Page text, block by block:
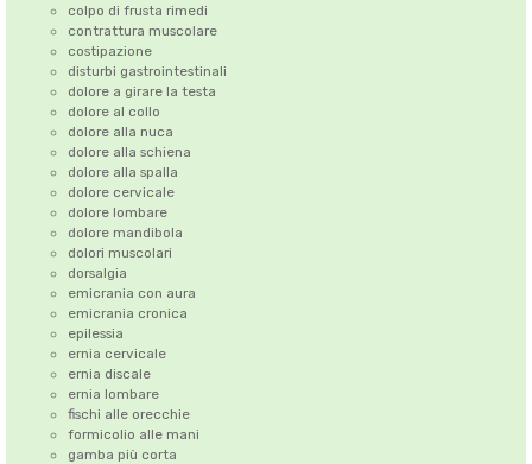
colpo di frusta rimedi
contrattura muscolare
costipazione
disturbi gastrointestinali
dolore a girare la testa
dolore al collo
dolore alla nuca
dolore alla schiena
dolore alla spalla
dolore cervicale
dolore lombare
dolore mandibola
dolori muscolari
dorsalgia
emicrania con aura
emicrania cronica
epilessia
ernia cervicale
ernia discale
ernia lombare
fischi alle orecchie
formicolio alle mani
gamba più corta